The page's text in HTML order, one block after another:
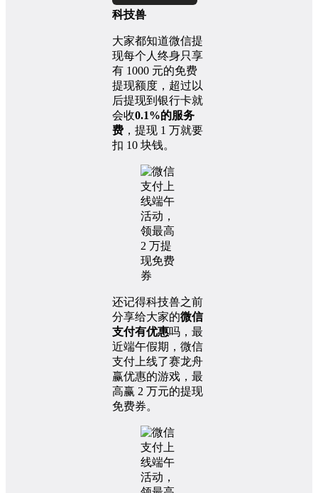
科技兽
大家都知道微信提
现每个人终身只享
有 1000 元的免费
提现额度，超过以
后提现到银行卡就
会收0.1%的服务
费 ，提现 1 万就要
扣 10 块钱。
还记得科技兽之前
分享给大家的微信
支付有优惠吗，最
近端午假期，微信
支付上线了赛龙舟
赢优惠的游戏，最
高赢 2 万元的提现
免费券。